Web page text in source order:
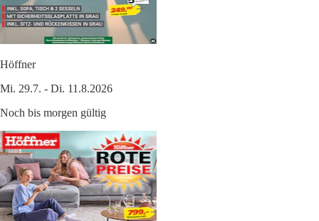
Höffner
Mi. 29.7. - Di. 11.8.2026
Noch bis morgen gültig